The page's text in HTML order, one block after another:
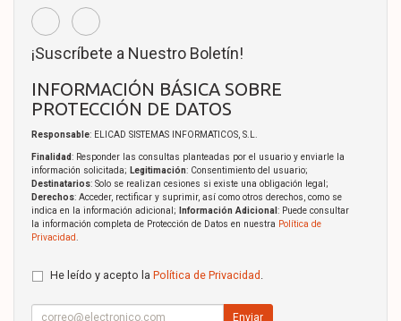
¡Suscríbete a Nuestro Boletín!
INFORMACIÓN BÁSICA SOBRE
PROTECCIÓN DE DATOS
Responsable: ELICAD SISTEMAS INFORMATICOS, S.L.
Finalidad: Responder las consultas planteadas por el usuario y enviarle la
información solicitada; Legitimación: Consentimiento del usuario;
Destinatarios: Solo se realizan cesiones si existe una obligación legal;
Derechos: Acceder, rectificar y suprimir, así como otros derechos, como se
indica en la información adicional;
Información Adicional : Puede consultar
la información completa de Protección de Datos en nuestra Política de
Privacidad
He leído y acepto la Política de Privacidad
Enviar